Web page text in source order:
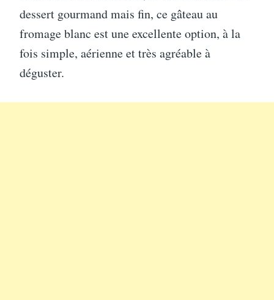
dessert gourmand mais fin, ce gâteau au
fromage blanc est une excellente option, à la
fois simple, aérienne et très agréable à
déguster.